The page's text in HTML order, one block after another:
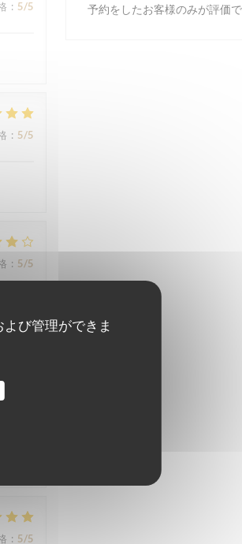
び管理ができま
: 5/5
: 5/5
: 5/5
: 5/5
予約をしたお客様のみが評価